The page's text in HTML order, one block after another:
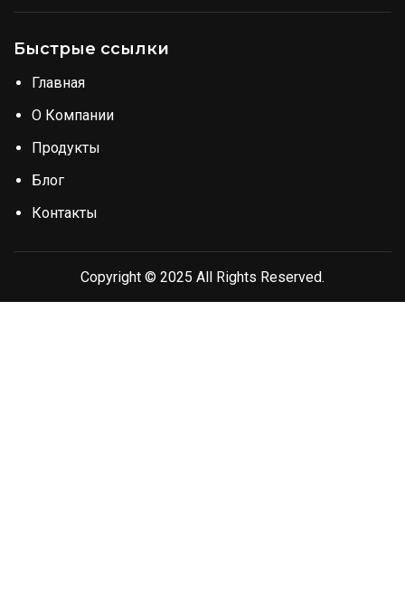
Быстрые ссылки
Главная
О Компании
Продукты
Блог
Контакты
Copyright © 2025 All Rights Reserved.